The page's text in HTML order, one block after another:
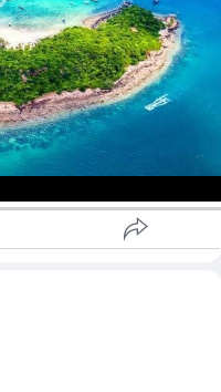
Beach,Windmill
Beach စတဲ့တခြားလည်ပတ်
ယ်။Sup Board စီးခြင်း၊
င်းစတဲ့ Activities များ
ါတယ်။
ရှိတဲ့ ကျွန်း၁ခုဖြစ်ပြီး
ကျဲနေသောသဲဖြူများနဲ့
ားကြပါတယ်။ရင်သပ်ရှုမော
းရဲ့လူသိများတဲ့နောက်
သစ်သားတံတားပဲဖြစ်ပါ
ာကျောက်တန်းများရဲ့
းကြည့်နိုင်ပါသေးတယ်။